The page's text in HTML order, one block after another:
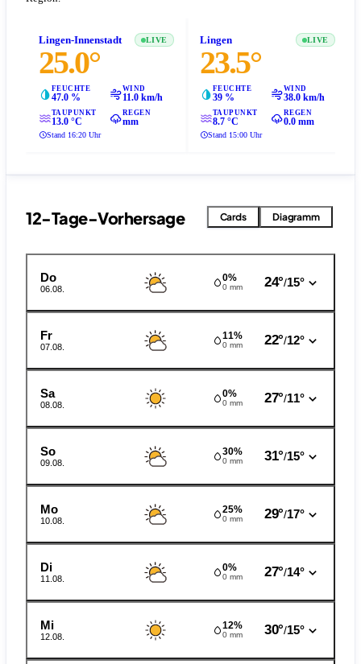
Lingen-Innenstadt LIVE
25.0°
FEUCHTE
47.0 %
WIND
11.0 km/h
TAUPUNKT
13.0 °C
REGEN
mm
Stand 16:20 Uhr
Lingen LIVE
23.5°
FEUCHTE
39 %
WIND
38.0 km/h
TAUPUNKT
8.7 °C
REGEN
0.0 mm
Stand 15:00 Uhr
12-Tage-Vorhersage Cards Diagramm
Do
06.08.
0%
0 mm 24°/15°
Fr
07.08.
11%
0 mm 22°/12°
Sa
08.08.
0%
0 mm 27°/11°
So
09.08.
30%
0 mm 31°/15°
Mo
10.08.
25%
0 mm 29°/17°
Di
11.08.
0%
0 mm 27°/14°
Mi
12.08.
12%
0 mm 30°/15°